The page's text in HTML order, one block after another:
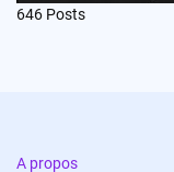
646 Posts
A propos